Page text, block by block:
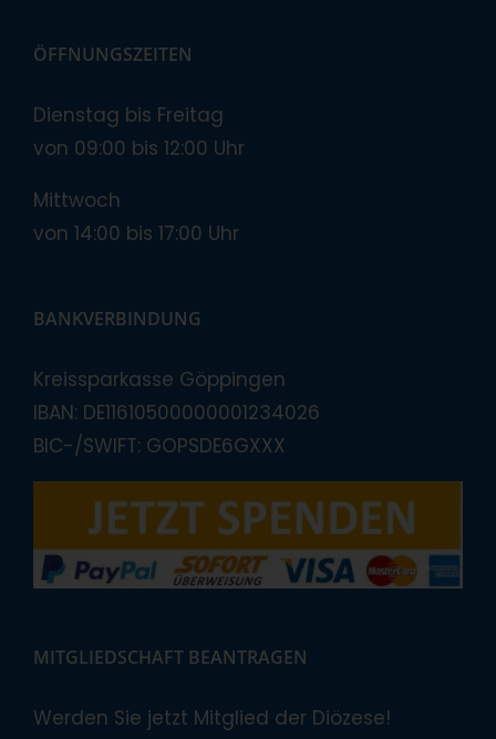
ÖFFNUNGSZEITEN
Dienstag bis Freitag
von 09:00 bis 12:00 Uhr
Mittwoch
von 14:00 bis 17:00 Uhr
BANKVERBINDUNG
Kreissparkasse Göppingen
IBAN: DE11610500000001234026
BIC-/SWIFT: GOPSDE6GXXX
MITGLIEDSCHAFT BEANTRAGEN
Werden Sie jetzt Mitglied der Diözese!